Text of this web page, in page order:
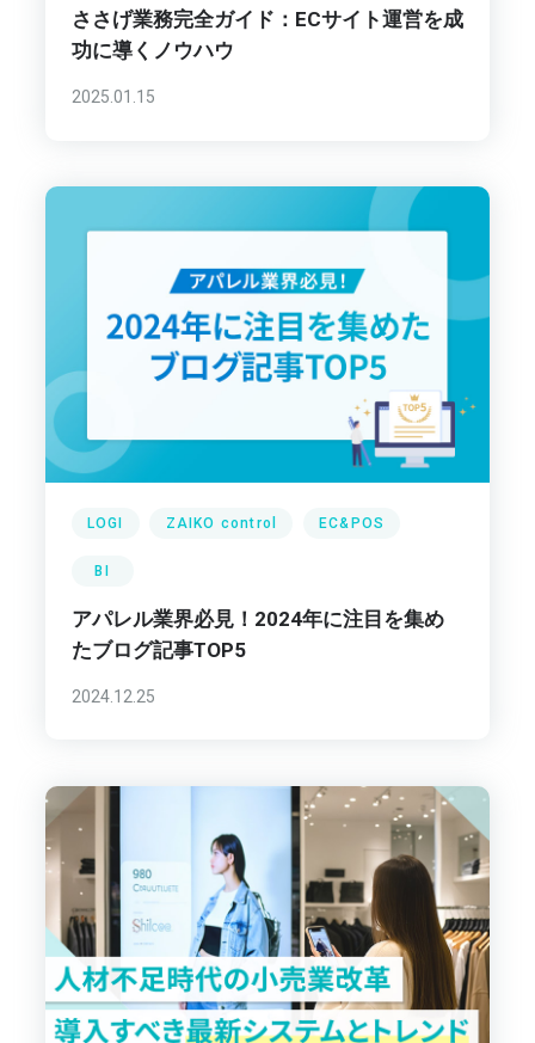
ささげ業務完全ガイド：ECサイト運営を成
功に導くノウハウ
2025.01.15
LOGI ZAIKO control EC&POS
BI
アパレル業界必見！2024年に注目を集め
たブログ記事TOP5
2024.12.25